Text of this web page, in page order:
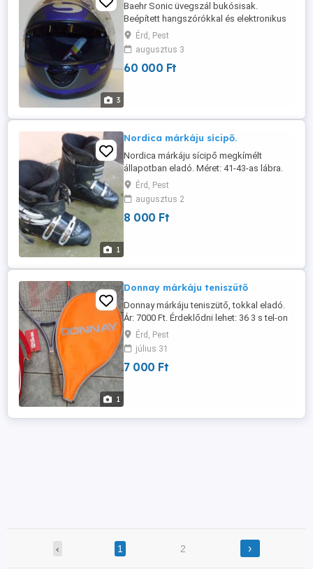
3
Baehr Sonic üvegszál bukósisak.
Beépített hangszórókkal és elektronikus
kondenzátor mikrofonnal. M-es méret,
matt kék. Az egyik leghalkabb sisak. Fél
áron. Csak a fejszett külön közel 50 ezer
Ft, ami gyárilag be van építve.
Érd, Pest
augusztus 3
60 000 Ft
1
Nordica márkáju sícipő.
Nordica márkáju sícipő megkímélt
állapotban eladó. Méret: 41-43-as lábra.
Ár: 8000 Ft. Érdeklődni lehet: 363 s tel-on.
Érd, Pest
augusztus 2
8 000 Ft
1
Donnay márkáju teniszütő
Donnay márkáju teniszütő, tokkal eladó.
Ár: 7000 Ft. Érdeklődni lehet: 36 3 s tel-on
Érd, Pest
július 31
7 000 Ft
‹ 1 2 ›